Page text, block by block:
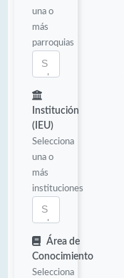
una o
más
parroquias
Institución
(IEU)
Selecciona
una o
más
instituciones
Área de
Conocimiento
Selecciona